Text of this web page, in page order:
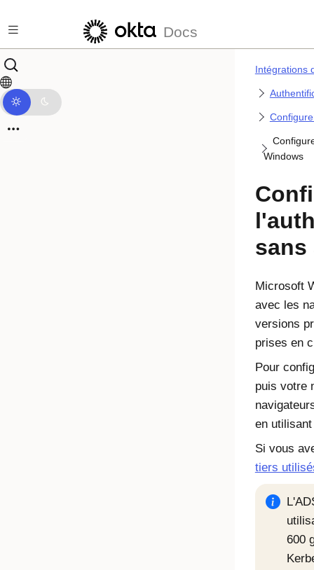
Docs
Intégrations
Windows
sans
Microsoft
avec les
versions
prises en
Pour
puis votre
en
Si vous
tiers
600